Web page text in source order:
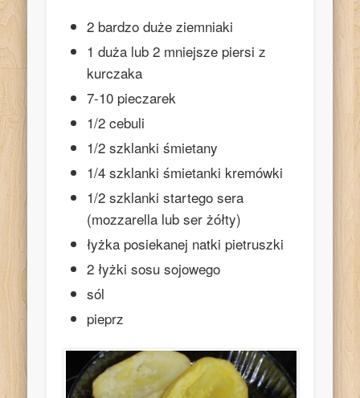
2 bardzo duże ziemniaki
1 duża lub 2 mniejsze piersi z
kurczaka
7-10 pieczarek
1/2 cebuli
1/2 szklanki śmietany
1/4 szklanki śmietanki kremówki
1/2 szklanki startego sera
(mozzarella lub ser żółty)
łyżka posiekanej natki pietruszki
2 łyżki sosu sojowego
sól
pieprz